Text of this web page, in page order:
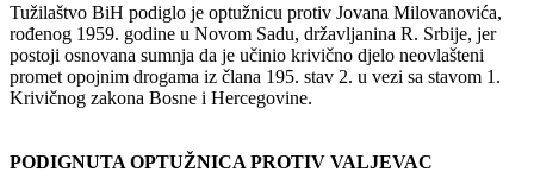
Tužilaštvo BiH podiglo je optužnicu protiv Jovana Milovanovića,
rođenog 1959. godine u Novom Sadu, državljanina R. Srbije, jer
postoji osnovana sumnja da je učinio krivično djelo neovlašteni
promet opojnim drogama iz člana 195. stav 2. u vezi sa stavom 1.
Krivičnog zakona Bosne i Hercegovine.
PODIGNUTA OPTUŽNICA PROTIV VALJEVAC